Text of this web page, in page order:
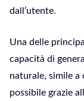
dall’utente.
Una delle
capacità di
naturale, simile a
possibile grazie